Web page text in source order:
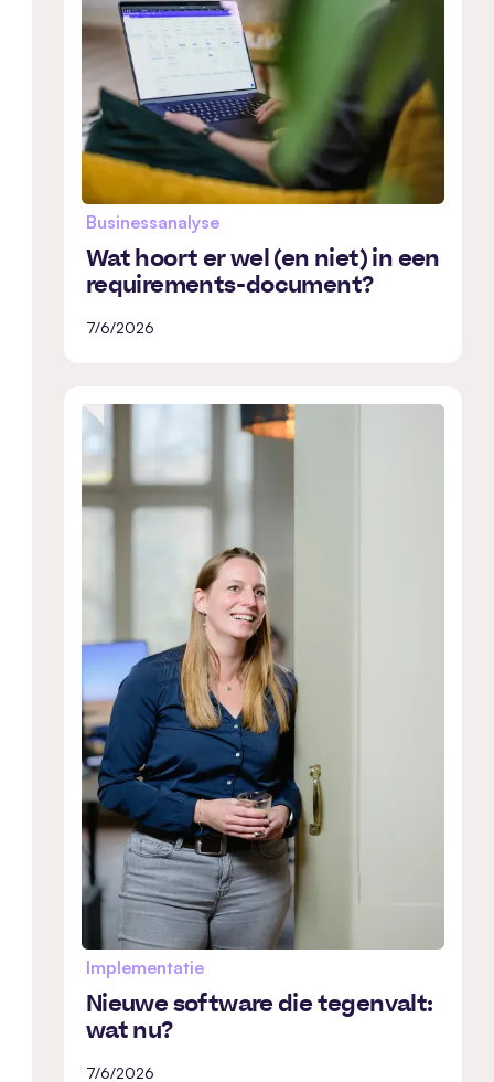
Businessanalyse
Wat hoort er wel (en niet) in een
requirements-document?
7/6/2026
Implementatie
Nieuwe software die tegenvalt:
wat nu?
7/6/2026